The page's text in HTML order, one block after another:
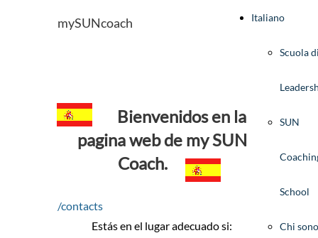
mySUNcoach Italiano
Scuola
SUN
School
Chi sono
Bienvenidos en la
pagina web de my SUN
Coach.
/contacts
Estás en el lugar adecuado si: